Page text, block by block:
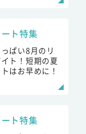
ト特集
ぱい8月のリ
ト！短期の夏
はお早めに！
ト特集